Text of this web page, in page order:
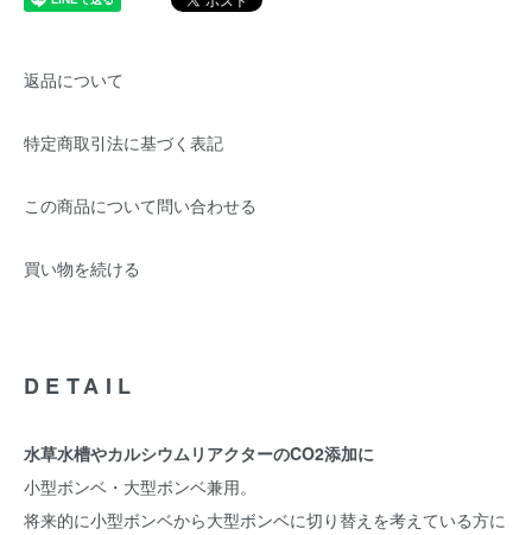
返品について
特定商取引法に基づく表記
この商品について問い合わせる
買い物を続ける
DETAIL
水草水槽やカルシウムリアクターのCO2添加に
小型ボンベ・大型ボンベ兼用。
将来的に小型ボンベから大型ボンベに切り替えを考えている方に